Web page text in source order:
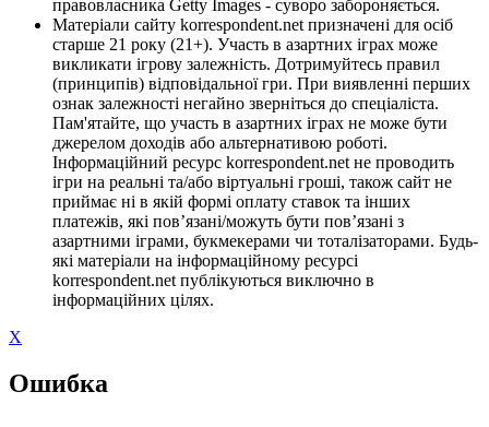
правовласника Getty Images - суворо забороняється.
Матеріали сайту korrespondent.net призначені для осіб
старше 21 року (21+). Участь в азартних іграх може
викликати ігрову залежність. Дотримуйтесь правил
(принципів) відповідальної гри. При виявленні перших
ознак залежності негайно зверніться до спеціаліста.
Пам'ятайте, що участь в азартних іграх не може бути
джерелом доходів або альтернативою роботі.
Інформаційний ресурс korrespondent.net не проводить
ігри на реальні та/або віртуальні гроші, також сайт не
приймає ні в якій формі оплату ставок та інших
платежів, які пов’язані/можуть бути пов’язані з
азартними іграми, букмекерами чи тоталізаторами. Будь-
які матеріали на інформаційному ресурсі
korrespondent.net публікуються виключно в
інформаційних цілях.
X
Ошибка